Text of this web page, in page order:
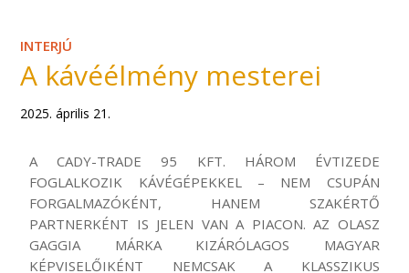
INTERJÚ
A kávéélmény mesterei
2025. április 21.
ACADY-TRADE95 KFT. HÁROM ÉVTIZEDE
FOGLALKOZIK KÁVÉGÉPEKKEL – NEM CSUPÁN
FORGALMAZÓKÉNT, HANEM SZAKÉRTŐ
PARTNERKÉNT IS JELEN VAN A PIACON. AZ OLASZ
GAGGIAMÁRKA KIZÁRÓLAGOS MAGYAR
KÉPVISELŐIKÉNT NEMCSAK A KLASSZIKUS